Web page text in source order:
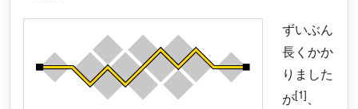
ずいぶん
長くかか
りました
が[1]、